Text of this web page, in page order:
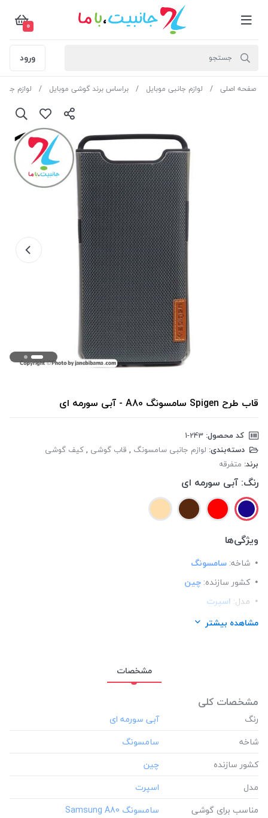
0
ورود
صفحه اصلی لوازم جانبی موبایل براساس برند گوشی موبایل لوازم
قاب طرح Spigen سامسونگ A80 - آبی سورمه ای
کد محصول:
دسته‌بندی: لوازم جانبی سامسونگ , قاب گوشی ,کیف گوشی
برند: متفرقه
رنگ: آبی سورمه ای
ویژگی‌ها
شاخه: سامسونگ
کشور سازنده: چین
مدل: اسپرت
مناسب برای گوشی:
مشاهده بیشتر
مشخصات
مشخصات کلی
رنگ
شاخه
کشور سازنده
مدل
مناسب برای گوشی